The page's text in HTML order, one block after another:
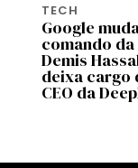
TECH
Google
comando da
Demis
deixa cargo
CEO da